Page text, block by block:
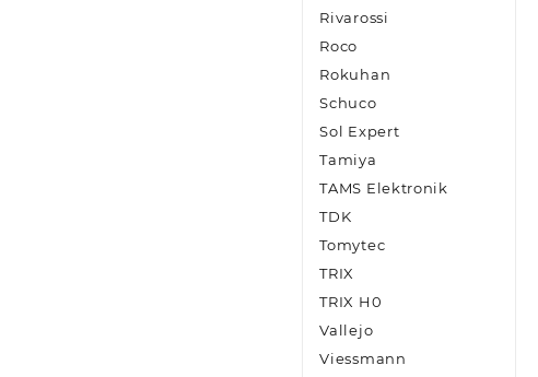
Rivarossi
Roco
Rokuhan
Schuco
Sol Expert
Tamiya
TAMS Elektronik
TDK
Tomytec
TRIX
TRIX H0
Vallejo
Viessmann